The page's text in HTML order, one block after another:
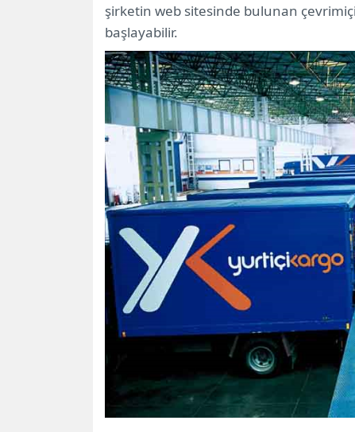
şirketin web sitesinde bulunan
başlayabilir.